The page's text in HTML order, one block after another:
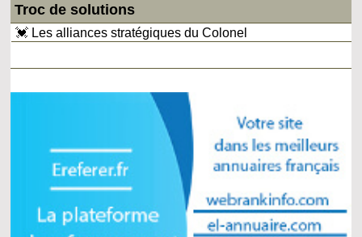
Troc de solutions
💓 Les alliances stratégiques du Colonel